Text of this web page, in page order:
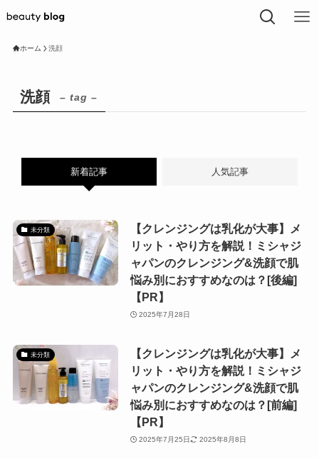
ホーム 洗顔
洗顔 – tag –
新着記事 人気記事
未分類
【クレンジングは乳化が大事】メ
リット・やり方を解説！ミシャジ
ャパンのクレンジング&洗顔で肌
悩み別におすすめなのは？[後編]
【PR】
2025年7月28日
未分類
【クレンジングは乳化が大事】メ
リット・やり方を解説！ミシャジ
ャパンのクレンジング&洗顔で肌
悩み別におすすめなのは？[前編]
【PR】
2025年7月25日 2025年8月8日